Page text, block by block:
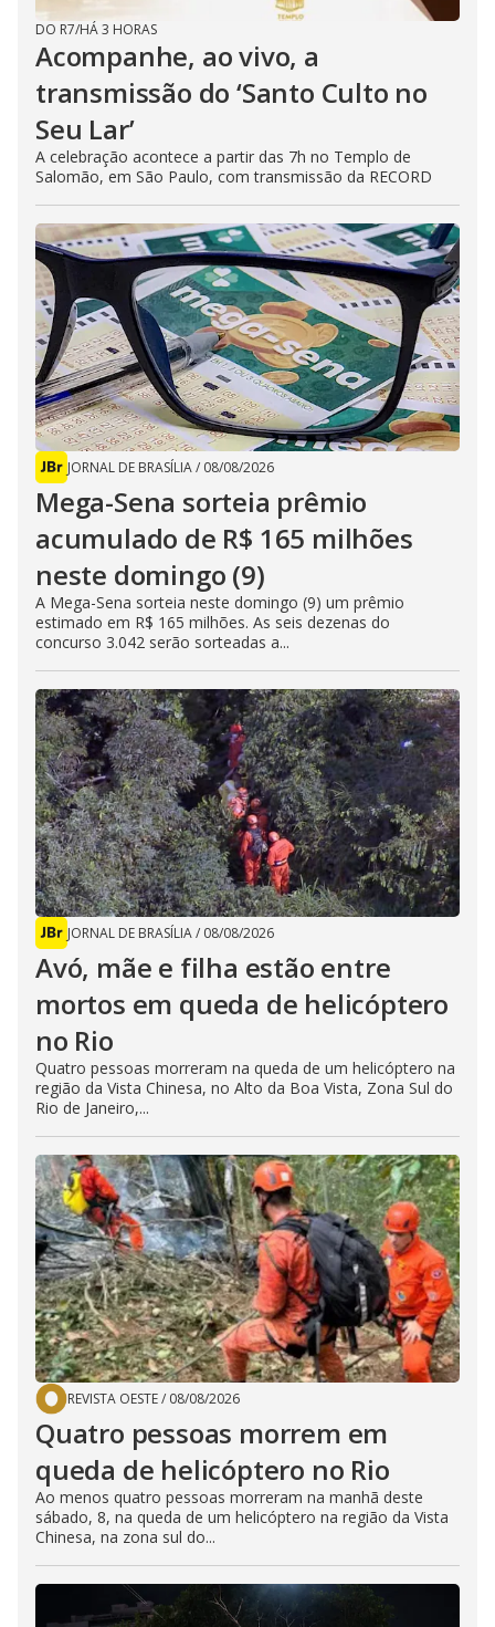
DO R7/HÁ 3 HORAS
Acompanhe, ao vivo, a
transmissão do ‘Santo Culto no
Seu Lar’
A celebração acontece a partir das 7h no Templo de
Salomão, em São Paulo, com transmissão da RECORD
JORNAL DE BRASÍLIA/ 08/08/2026
Mega-Sena sorteia prêmio
acumulado de R$ 165 milhões
neste domingo (9)
A Mega-Sena sorteia neste domingo (9) um prêmio
estimado em R$ 165 milhões. As seis dezenas do
concurso 3.042 serão sorteadas a...
JORNAL DE BRASÍLIA/ 08/08/2026
Avó, mãe e filha estão entre
mortos em queda de helicóptero
no Rio
Quatro pessoas morreram na queda de um helicóptero na
região da Vista Chinesa, no Alto da Boa Vista, Zona Sul do
Rio de Janeiro,...
REVISTA OESTE/ 08/08/2026
Quatro pessoas morrem em
queda de helicóptero no Rio
Ao menos quatro pessoas morreram na manhã deste
sábado, 8, na queda de um helicóptero na região da Vista
Chinesa, na zona sul do...